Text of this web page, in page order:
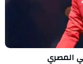
المصري